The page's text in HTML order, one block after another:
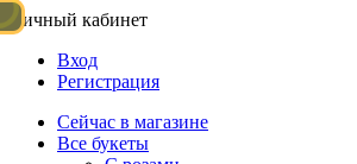
Личный кабинет
Вход
Регистрация
Сейчас в магазине
Все букеты